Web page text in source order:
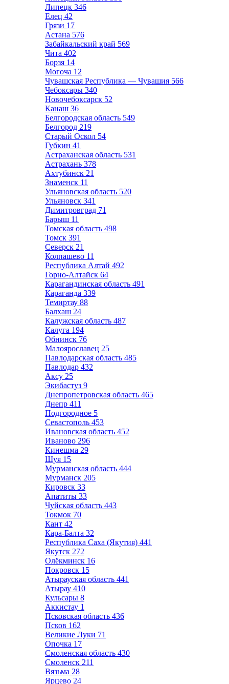
Липецк 346
Елец 42
Грязи 17
Астана 576
Забайкальский край 569
Чита 402
Борзя 14
Могоча 12
Чувашская Республика — Чувашия 566
Чебоксары 340
Новочебоксарск 52
Канаш 36
Белгородская область 549
Белгород 219
Старый Оскол 54
Губкин 41
Астраханская область 531
Астрахань 378
Ахтубинск 21
Знаменск 11
Ульяновская область 520
Ульяновск 341
Димитровград 71
Барыш 11
Томская область 498
Томск 391
Северск 21
Колпашево 11
Республика Алтай 492
Горно-Алтайск 64
Карагандинская область 491
Караганда 339
Темиртау 88
Балхаш 24
Калужская область 487
Калуга 194
Обнинск 76
Малоярославец 25
Павлодарская область 485
Павлодар 432
Аксу 25
Экибастуз 9
Днепропетровская область 465
Днепр 411
Подгородное 5
Севастополь 453
Ивановская область 452
Иваново 296
Кинешма 29
Шуя 15
Мурманская область 444
Мурманск 205
Кировск 33
Апатиты 33
Чуйская область 443
Токмок 70
Кант 42
Кара-Балта 32
Республика Саха (Якутия) 441
Якутск 272
Олёкминск 16
Покровск 15
Атырауская область 441
Атырау 410
Кульсары 8
Аккистау 1
Псковская область 436
Псков 162
Великие Луки 71
Опочка 17
Смоленская область 430
Смоленск 211
Вязьма 28
Ярцево 24